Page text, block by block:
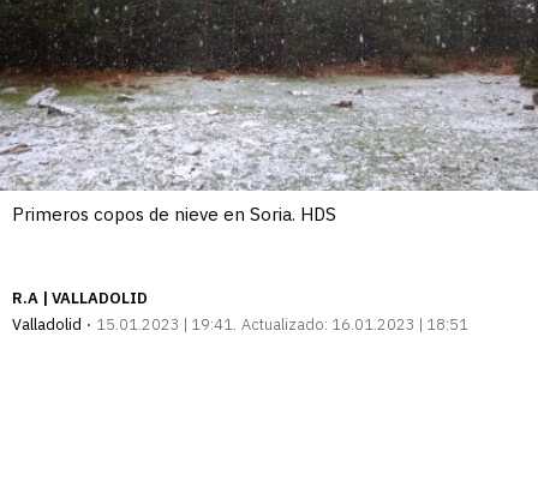
Primeros copos de nieve en Soria. HDS
R.A | VALLADOLID
Valladolid
15.01.2023 | 19:41 Actualizado: 16.01.2023 | 18:51